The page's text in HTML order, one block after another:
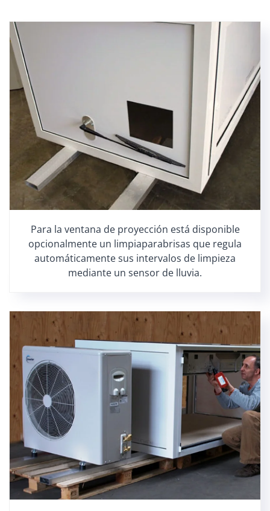
Para la ventana de proyección está disponible
opcionalmente un limpiaparabrisas que regula
automáticamente sus intervalos de limpieza
mediante un sensor de lluvia.